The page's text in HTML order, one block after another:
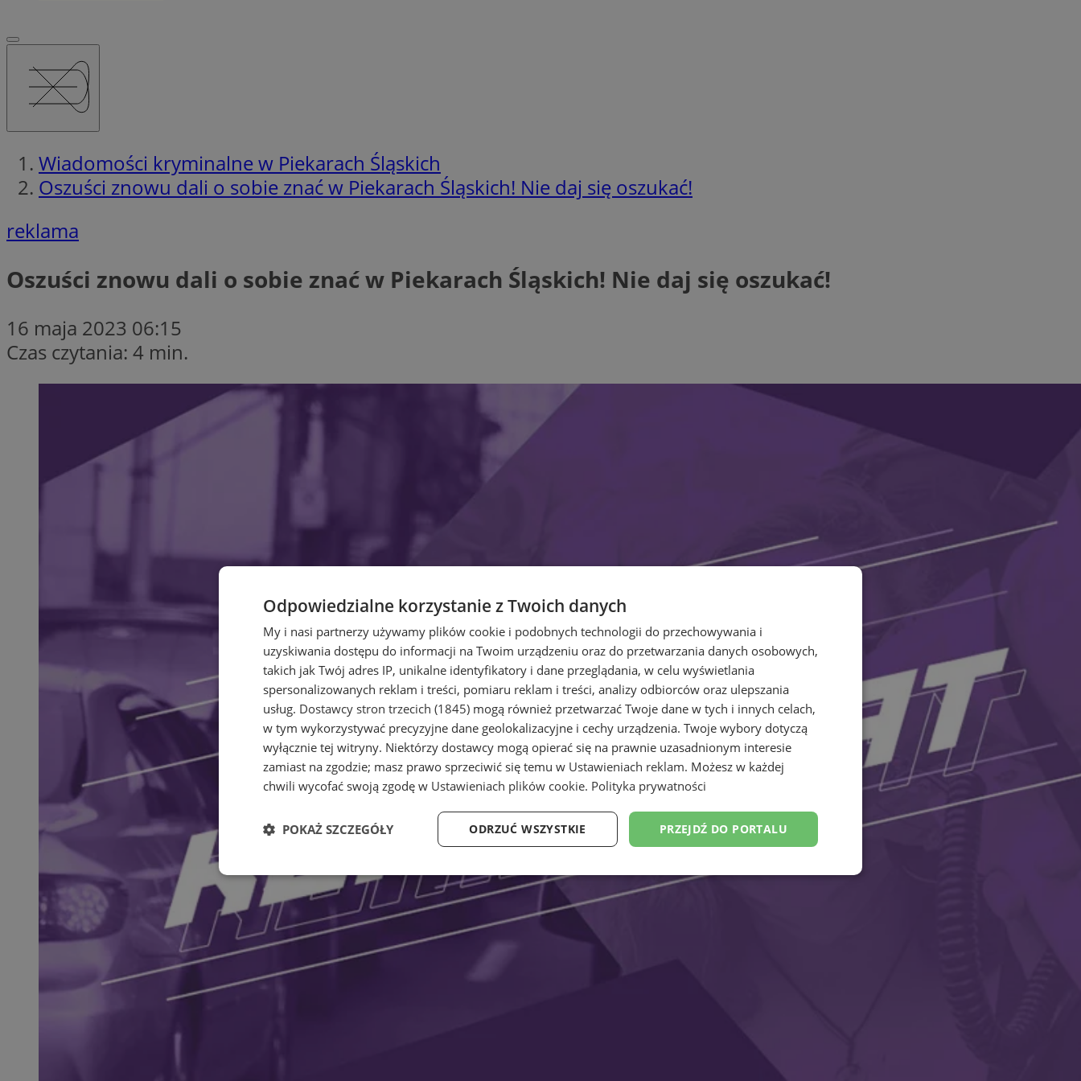
Wiadomości kryminalne w Piekarach Śląskich
Oszuści znowu dali o sobie znać w Piekarach Śląskich! Nie daj się oszukać!
reklama
Oszuści znowu dali o sobie znać w Piekarach Śląskich! Nie daj się oszukać!
16 maja 2023 06:15
Czas czytania: 4 min.
Odpowiedzialne korzystanie z Twoich danych
My i nasi partnerzy używamy plików cookie i podobnych technologii do przechowywania i
uzyskiwania dostępu do informacji na Twoim urządzeniu oraz do przetwarzania danych osobowych,
takich jak Twój adres IP, unikalne identyfikatory i dane przeglądania, w celu wyświetlania
spersonalizowanych reklam i treści, pomiaru reklam i treści, analizy odbiorców oraz ulepszania
usług. Dostawcy stron trzecich (1845) mogą również przetwarzać Twoje dane w tych i innych celach,
w tym wykorzystywać precyzyjne dane geolokalizacyjne i cechy urządzenia. Twoje wybory dotyczą
wyłącznie tej witryny. Niektórzy dostawcy mogą opierać się na prawnie uzasadnionym interesie
zamiast na zgodzie; masz prawo sprzeciwić się temu w Ustawieniach reklam. Możesz w każdej
chwili wycofać swoją zgodę w Ustawieniach plików cookie. Polityka prywatności
PRZEJDŹ DO PORTALU
ODRZUĆ WSZYSTKIE
POKAŻ SZCZEGÓŁY
Niezbędne Wydajność Targetowanie Funkcjonalność Niesklasyfikowane